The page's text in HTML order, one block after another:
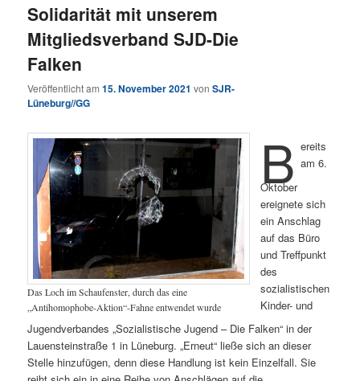
Solidarität mit unserem
Mitgliedsverband SJD-Die
Falken
Veröffentlicht am15. November 2021 vonSJR-
Lüneburg//GG
Das Loch im Schaufenster, durch das eine
„Antihomophobe-Aktion“-Fahne entwendet wurde
B ereits
am 6.
Oktober
ereignete sich
ein Anschlag
auf das Büro
und Treffpunkt
des
sozialistischen
Kinder- und
Jugendverbandes „Sozialistische Jugend – Die Falken“ in der
Lauensteinstraße 1 in Lüneburg. „Erneut“ ließe sich an dieser
Stelle hinzufügen, denn diese Handlung ist kein Einzelfall. Sie